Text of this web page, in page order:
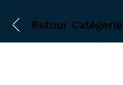
Retour Catégorie